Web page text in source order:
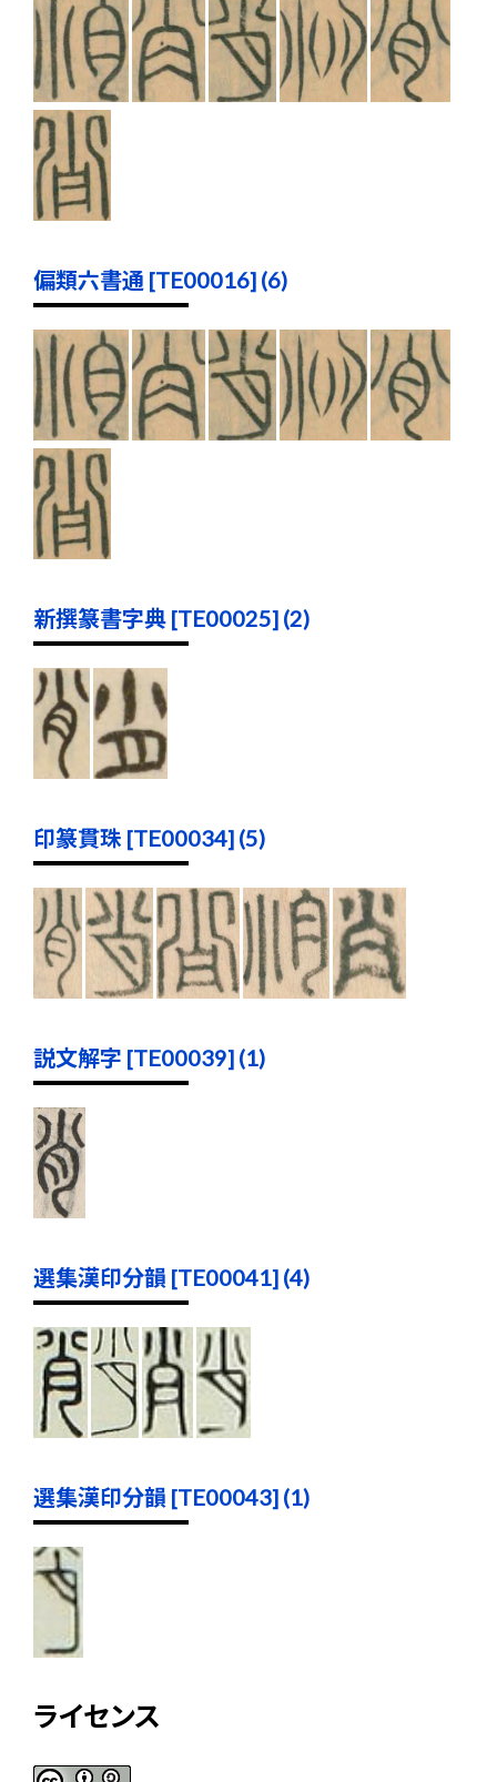
偏類六書通 [TE00016] (6)
新撰篆書字典 [TE00025] (2)
印篆貫珠 [TE00034] (5)
説文解字 [TE00039] (1)
選集漢印分韻 [TE00041] (4)
選集漢印分韻 [TE00043] (1)
ライセンス